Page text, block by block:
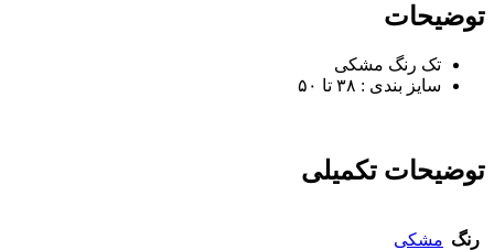
توضیحات
تک رنگ مشکی
سایز بندی : ۳۸ تا ۵۰
توضیحات تکمیلی
رنگ مشکی